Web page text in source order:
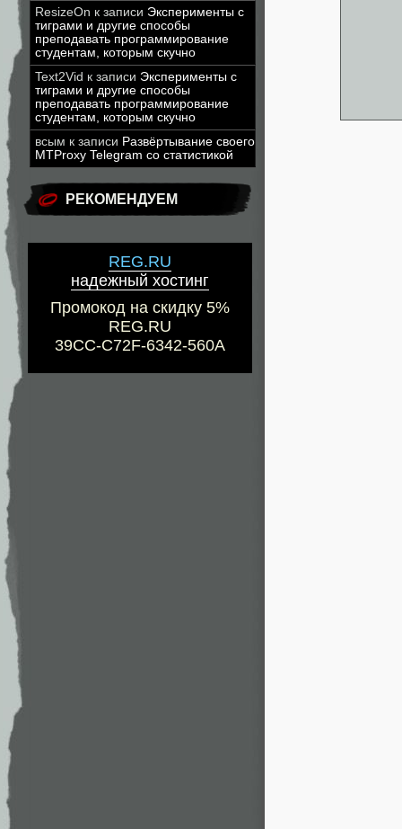
ResizeOn к записи Эксперименты с
тиграми и другие способы
преподавать программирование
студентам, которым скучно
Text2Vid к записи Эксперименты с
тиграми и другие способы
преподавать программирование
студентам, которым скучно
всым к записи Развёртывание своего
MTProxy Telegram со статистикой
РЕКОМЕНДУЕМ
REG.RU
надежный хостинг
Промокод на скидку 5%
REG.RU
39CC-C72F-6342-560A